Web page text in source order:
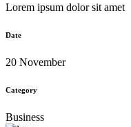
Lorem ipsum dolor sit amet
Date
20 November
Category
Business